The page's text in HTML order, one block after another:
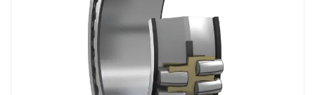
the
images
gallery